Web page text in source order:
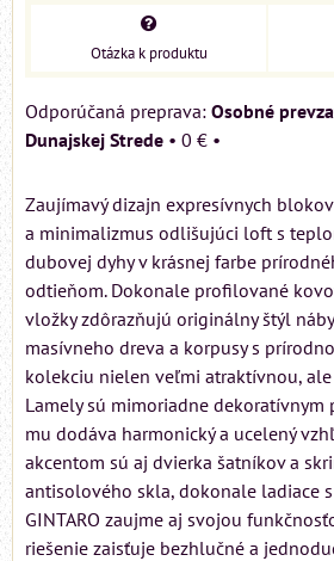
Otázka k produktu
Osobné
Dunajskej Strede • 0 € •
Zaujímavý dizajn expresívnych
a minimalizmus odlišujúci loft s
dubovej dyhy v krásnej farbe
odtieňom. Dokonale profilované
vložky zdôrazňujú originálny štýl
masívneho dreva a korpusy s
kolekciu nielen veľmi atraktívnou,
Lamely sú mimoriadne dekoratívnym
mu dodáva harmonický a ucelený
akcentom sú aj dvierka šatníkov a
antisolového skla, dokonale ladiace
GINTARO zaujme aj svojou
riešenie zaisťuje bezhlučné a